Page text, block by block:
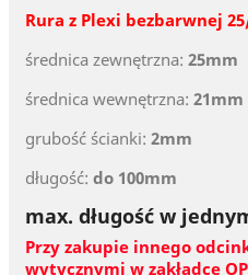
Rura z Plexi bezbarwnej 25
średnica zewnętrzna: 25mm
średnica wewnętrzna: 21mm
grubość ścianki: 2mm
długość: do 100mm
max. długość w
Przy zakupie innego
wytycznymi w zakładce